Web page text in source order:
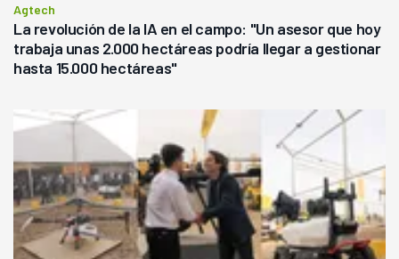
Agtech
La revolución de la IA en el campo: "Un asesor que hoy
trabaja unas 2.000 hectáreas podría llegar a gestionar
hasta 15.000 hectáreas"